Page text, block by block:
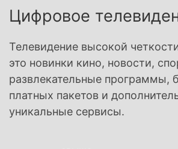
Цифровое
Телевидение высокой
это новинки кино, новости,
развлекательные программы,
платных пакетов и
уникальные сервисы.